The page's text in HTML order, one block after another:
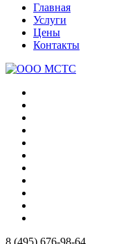
Главная
Услуги
Цены
Контакты
8 (495) 676-98-64